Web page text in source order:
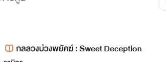
กลลวงบ่วงพยัคฆ์ : Sweet Deception